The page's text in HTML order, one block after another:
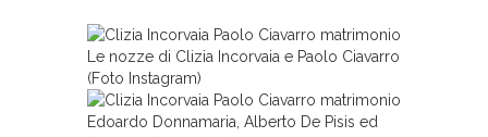
Le nozze di Clizia Incorvaia e Paolo Ciavarro
(Foto Instagram)
Edoardo Donnamaria, Alberto De Pisis ed